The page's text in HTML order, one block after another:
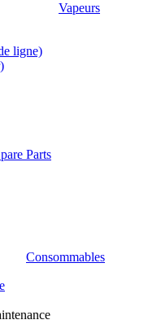
Vapeurs
ligne)
Parts
Consommables